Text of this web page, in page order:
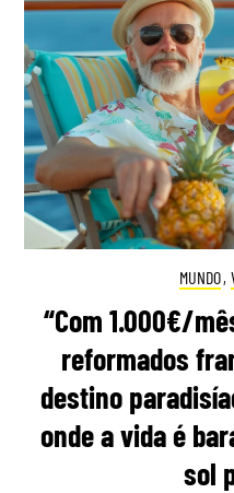
MUNDO,
“Com 1.000€/
reformados
destino
onde a vida é
sol